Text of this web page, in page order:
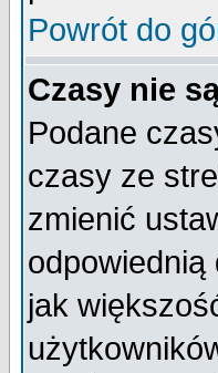
Powrót do
Czasy nie
Podane
czasy ze
zmienić
jak